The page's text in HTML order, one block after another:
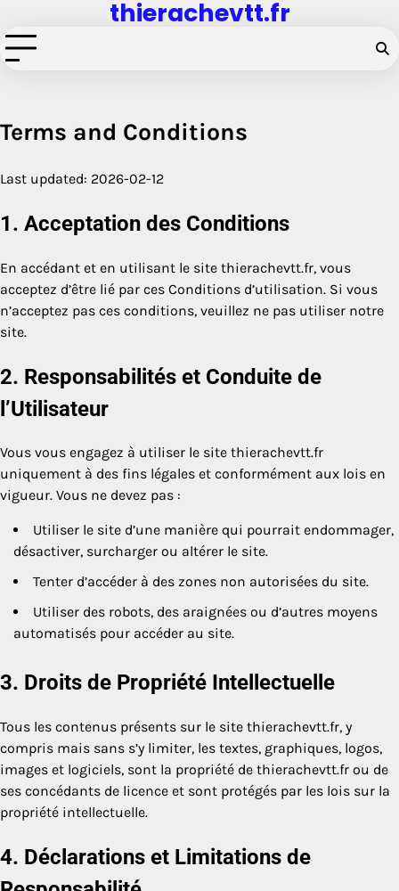
to
content
thierachevtt.fr
Terms and Conditions
Last updated: 2026-02-12
1. Acceptation des Conditions
En accédant et en utilisant le site thierachevtt.fr, vous
acceptez d’être lié par ces Conditions d’utilisation. Si vous
n’acceptez pas ces conditions, veuillez ne pas utiliser notre
site.
2. Responsabilités et Conduite de
l’Utilisateur
Vous vous engagez à utiliser le site thierachevtt.fr
uniquement à des fins légales et conformément aux lois en
vigueur. Vous ne devez pas :
Utiliser le site d’une manière qui pourrait endommager,
désactiver, surcharger ou altérer le site.
Tenter d’accéder à des zones non autorisées du site.
Utiliser des robots, des araignées ou d’autres moyens
automatisés pour accéder au site.
3. Droits de Propriété Intellectuelle
Tous les contenus présents sur le site thierachevtt.fr, y
compris mais sans s’y limiter, les textes, graphiques, logos,
images et logiciels, sont la propriété de thierachevtt.fr ou de
ses concédants de licence et sont protégés par les lois sur la
propriété intellectuelle.
4. Déclarations et Limitations de